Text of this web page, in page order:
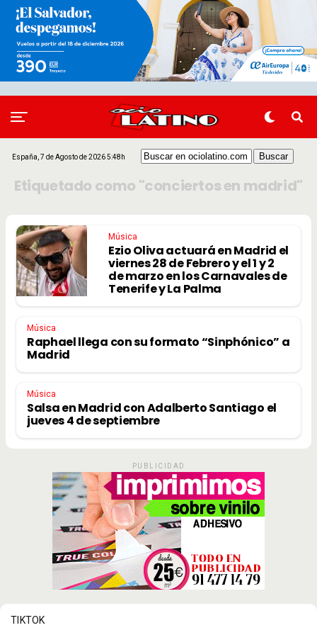
España, 7 de Agosto de 2026 5:48h
Etiquetado como "conciertos en madrid"
Música
Ezio Oliva actuará en Madrid el
viernes 28 de Febrero y el 1 y 2
de marzo en los Carnavales de
Tenerife y La Palma
Música
Raphael llega con su formato “Sinphónico” a
Madrid
Música
Salsa en Madrid con Adalberto Santiago el
jueves 4 de septiembre
PUBLICIDAD
TIKTOK